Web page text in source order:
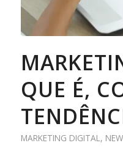
QUE É,
MARKETING DIGITAL,